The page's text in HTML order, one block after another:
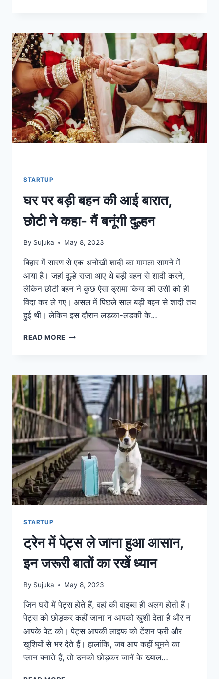
बच्चे
को
नहीं
देना
चाहिए
नमक
या
चीनी
STARTUP
घर पर बड़ी बहन की आई बारात,
छोटी ने कहा- मैं बनूंगी दुल्हन
By Sujuka May 8, 2023
बिहार में सारण से एक अनोखी शादी का मामला सामने में
आया है। जहां दूल्हे राजा आए थे बड़ी बहन से शादी करने,
लेकिन छोटी बहन ने कुछ ऐसा ड्रामा किया की उसी को ही
विदा कर ले गए। असल में पिछले साल बड़ी बहन से शादी तय
हुई थी। लेकिन इस दौरान लड़का-लड़की के…
READ MORE घर
की
आई
बारात,
छोटी
ने
कहा-
मैं
बनूंगी
दुल्हन
STARTUP
ट्रेन में पेट्स ले जाना हुआ आसान,
इन जरूरी बातों का रखें ध्यान
By Sujuka May 8, 2023
जिन घरों में पेट्स होते हैं, वहां की वाइब्स ही अलग होती हैं।
पेट्स को छोड़कर कहीं जाना न आपको खुशी देता है और न
आपके पेट को। पेट्स आपकी लाइफ को टेंशन फ्री और
खुशियों से भर देते हैं। हालांकि, जब आप कहीं घूमने का
प्लान बनाते हैं, तो उनको छोड़कर जानें के ख्याल…
ट्रेन